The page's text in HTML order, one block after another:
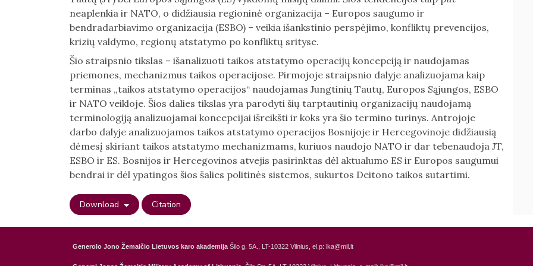
neaplenkia ir NATO, o didžiausia regioninė organizacija – Europos saugumo ir
bendradarbiavimo organizacija (ESBO) – veikia išankstinio perspėjimo, konfliktų prevencijos,
krizių valdymo, regionų atstatymo po konfliktų srityse.
Šio straipsnio tikslas – išanalizuoti taikos atstatymo operacijų koncepciją ir naudojamas
priemones, mechanizmus taikos operacijose. Pirmojoje straipsnio dalyje analizuojama kaip
terminas „taikos atstatymo operacijos“ naudojamas Jungtinių Tautų, Europos Sąjungos, ESBO
ir NATO veikloje. Šios dalies tikslas yra parodyti šių tarptautinių organizacijų naudojamą
terminologiją analizuojamai koncepcijai išreikšti ir koks yra šio termino turinys. Antrojoje
darbo dalyje analizuojamos taikos atstatymo operacijos Bosnijoje ir Hercegovinoje didžiausią
dėmesį skiriant taikos atstatymo mechanizmams, kuriuos naudojo NATO ir dar tebenaudoja JT,
ESBO ir ES. Bosnijos ir Hercegovinos atvejis pasirinktas dėl aktualumo ES ir Europos saugumui
bendrai ir dėl ypatingos šios šalies politinės sistemos, sukurtos Deitono taikos sutartimi.
Download Citation
Generolo Jono Žemaičio Lietuvos karo akademija Šilo g. 5A., LT-10322 Vilnius, el.p: lka@mil.lt